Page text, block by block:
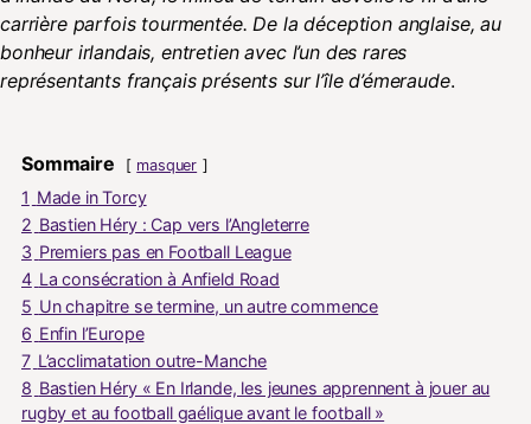
carrière parfois tourmentée. De la déception anglaise, au
bonheur irlandais, entretien avec l’un des rares
représentants français présents sur l’île d’émeraude.
Sommaire masquer
1 Made in Torcy
2 Bastien Héry : Cap vers l’Angleterre
3 Premiers pas en Football League
4 La consécration à Anfield Road
5 Un chapitre se termine, un autre commence
6 Enfin l’Europe
7 L’acclimatation outre-Manche
8 Bastien Héry « En Irlande, les jeunes apprennent à jouer au
rugby et au football gaélique avant le football »